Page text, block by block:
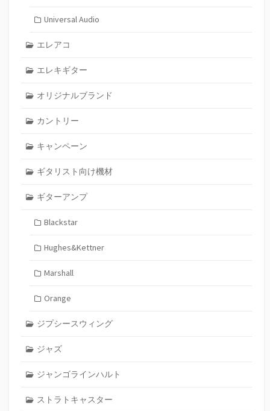
Universal Audio
エレアコ
エレキギター
オリジナルブランド
カントリー
キャンペーン
ギタリスト向け機材
ギターアンプ
Blackstar
Hughes&Kettner
Marshall
Orange
ジプシースウィング
ジャズ
ジャンゴラインハルト
ストラトキャスター